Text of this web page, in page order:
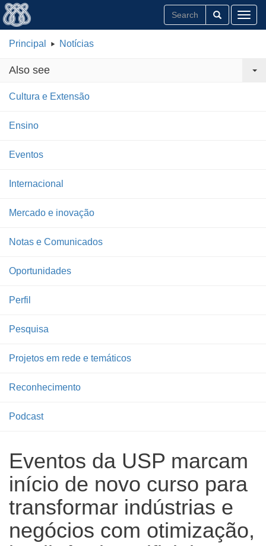
Principal Notícias
Also see
Cultura e Extensão
Ensino
Eventos
Internacional
Mercado e inovação
Notas e Comunicados
Oportunidades
Perfil
Pesquisa
Projetos em rede e temáticos
Reconhecimento
Podcast
Eventos da USP marcam
início de novo curso para
transformar indústrias e
negócios com otimização,